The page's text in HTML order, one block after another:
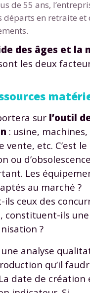
de 55 ans,
départs en retraite et
des âges et la
les deux
sur l’outil
: usine, machines,
vente, etc. C’est
ou
Les
au marché ?
ils ceux des
constituent-ils
?
une analyse
qu’il
date de création